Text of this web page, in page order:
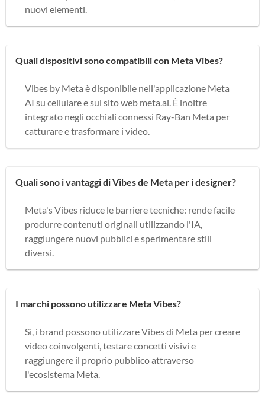
nuovi elementi.
Quali dispositivi sono compatibili con Meta Vibes?
Vibes by Meta è disponibile nell'applicazione Meta
AI su cellulare e sul sito web meta.ai. È inoltre
integrato negli occhiali connessi Ray-Ban Meta per
catturare e trasformare i video.
Quali sono i vantaggi di Vibes de Meta per i designer?
Meta's Vibes riduce le barriere tecniche: rende facile
produrre contenuti originali utilizzando l'IA,
raggiungere nuovi pubblici e sperimentare stili
diversi.
I marchi possono utilizzare Meta Vibes?
Sì, i brand possono utilizzare Vibes di Meta per creare
video coinvolgenti, testare concetti visivi e
raggiungere il proprio pubblico attraverso
l'ecosistema Meta.